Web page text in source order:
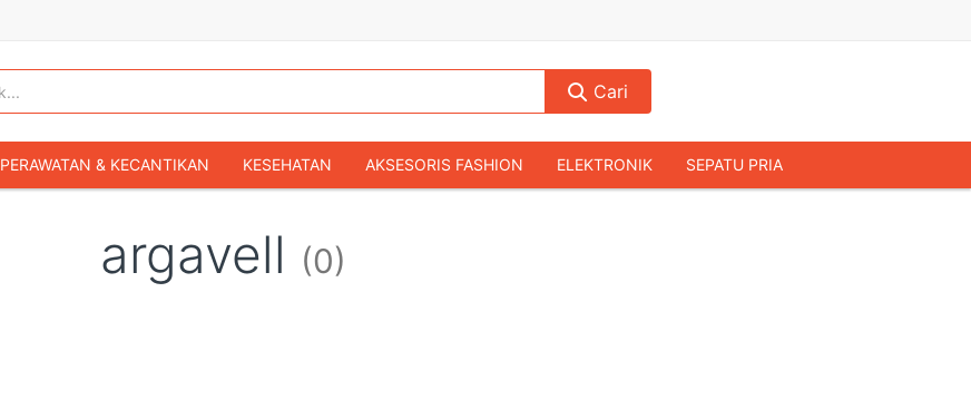
Cari
PERAWATAN & KECANTIKAN KESEHATAN AKSESORIS FASHION ELEKTRONIK SEPATU PRIA
FASHION BAYI & ANAK GAMING & KONSOL
argavell (0)